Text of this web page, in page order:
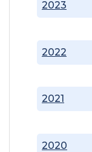
2020
2021
2022
2023